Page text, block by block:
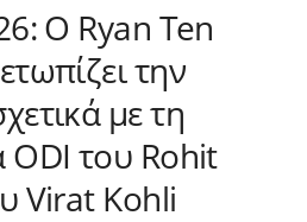
Ο Ryan Ten
την
με τη
ODI του Rohit
Virat Kohli